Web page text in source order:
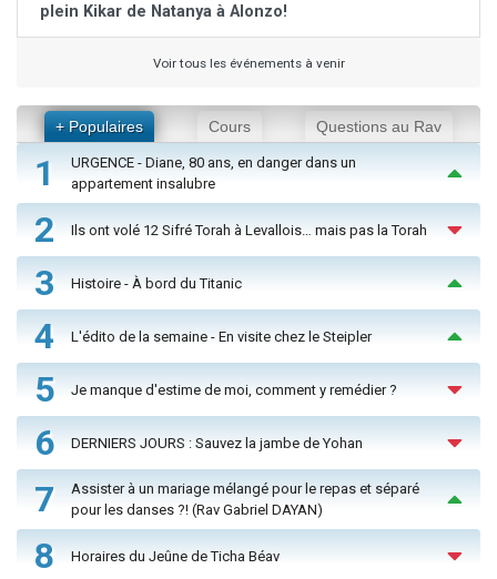
plein Kikar de Natanya à Alonzo!
Voir tous les événements à venir
+ Populaires Cours Questions au Rav
1
URGENCE - Diane, 80 ans, en danger dans un
appartement insalubre
2 Ils ont volé 12 Sifré Torah à Levallois… mais pas la Torah
3 Histoire - À bord du Titanic
4 L'édito de la semaine - En visite chez le Steipler
5 Je manque d'estime de moi, comment y remédier ?
6 DERNIERS JOURS : Sauvez la jambe de Yohan
7
Assister à un mariage mélangé pour le repas et séparé
pour les danses ?! (Rav Gabriel DAYAN)
8 Horaires du Jeûne de Ticha Béav